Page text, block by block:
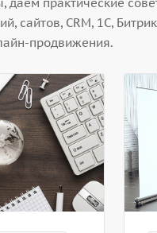
сайтов, CRM, 1С,
продвижения.